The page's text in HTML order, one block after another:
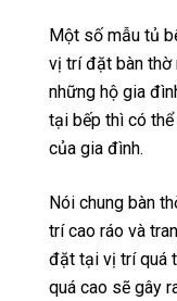
Một số mẫu tủ
vị trí đặt bàn thờ
những hộ gia
tại bếp thì có
của gia đình.
Nói chung bàn
trí cao ráo và
đặt tại vị trí quá
quá cao sẽ gây